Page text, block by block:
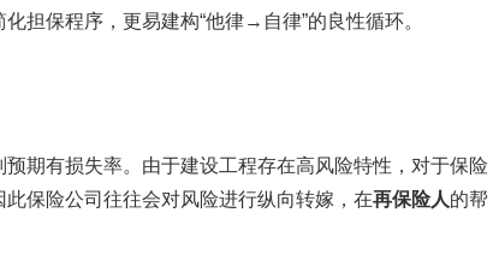
担保程序，更易建构“他律→自律”的良性循环。
期有损失率。由于建设工程存在高风险特性，对于保险
保险公司往往会对风险进行纵向转嫁，在再保险人的帮